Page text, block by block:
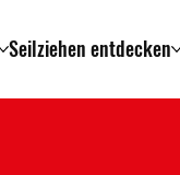
Seilziehen entdecken